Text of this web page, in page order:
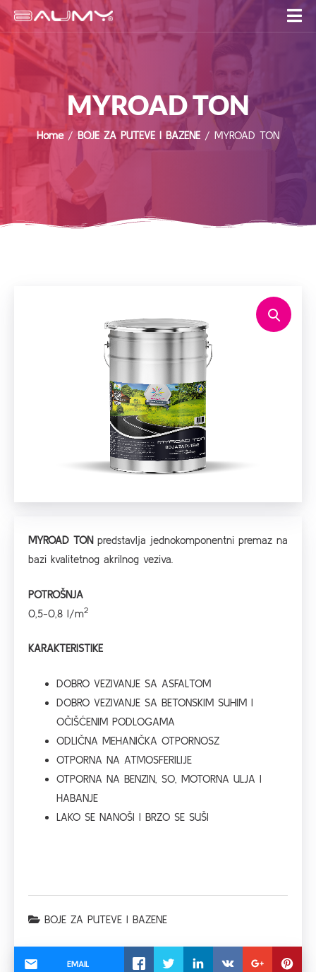
MYROAD TON
Home/BOJE ZA PUTEVE I BAZENE / MYROAD TON
MYROAD TON predstavlja jednokomponentni premaz na
bazi kvalitetnog akrilnog veziva.
POTROŠNJA
0,5-0,8 l/m2
KARAKTERISTIKE
DOBRO VEZIVANJE SA ASFALTOM
DOBRO VEZIVANJE SA BETONSKIM SUHIM I
OČIŠĆENIM PODLOGAMA
ODLIČNA MEHANIČKA OTPORNOSZ
OTPORNA NA ATMOSFERILIJE
OTPORNA NA BENZIN, SO, MOTORNA ULJA I
HABANJE
LAKO SE NANOŠI I BRZO SE SUŠI
BOJE ZA PUTEVE I BAZENE
EMAIL